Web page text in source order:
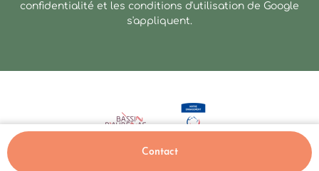
Contact
confidentialité et les conditions d'utilisation de Google
s'appliquent.